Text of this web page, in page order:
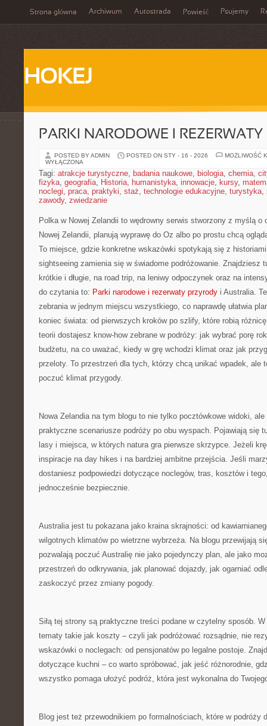
Strona główna Archiwum Autostrada Powieść Psujemy
HOKEJ
PARKI NARODOWE I
POSTED BY ADMIN POSTED ON STY - 16 - 2026
MOŻLIWOŚĆ
WYŁĄCZONA
Tagi: atrakcje turystyczne, badania naukowe, biologia, chemia,
fizyka, geografia, Historia, humanistyka, innowacje, kursy,
noclegi, praca, praktyki, staż, technologie edukacyjne, turystyka,
zawody, zwiedzanie
Polka w Nowej Zelandii to wędrowny serwis stworzony z myślą o
Nowej Zelandii, planują wyprawę do Oz albo po prostu chcą
To miejsce, gdzie konkretne wskazówki spotykają się z
sightseeing zamienia się w świadome podróżowanie. Znajdziesz
krótkie i długie, na road trip, na leniwy odpoczynek oraz na
do czytania to: Parki narodowe i rezerwaty przyrody i Australia.
zebrania w jednym miejscu wszystkiego, co naprawdę ułatwia
koniec świata: od pierwszych kroków po szlify, które robią
teorii dostajesz know-how zebrane w podróży: jak wybrać porę
budżetu, na co uważać, kiedy w grę wchodzi klimat oraz jak
przeloty. To przestrzeń dla tych, którzy chcą unikać wpadek, ale
poczuć klimat przygody.
Nowa Zelandia na tym blogu to nie tylko pocztówkowe widoki,
praktyczne scenariusze podróży po obu wyspach. Pojawiają się
lasy i miejsca, w których natura gra pierwsze skrzypce. Jeżeli
inspiracje na day hikes i na bardziej ambitne przejścia. Jeśli
dostaniesz podpowiedzi dotyczące noclegów, tras, kosztów i
jednocześnie bezpiecznie.
Australia jest tu pokazana jako kraina skrajności: od
wilgotnych klimatów po wietrzne wybrzeża. Na blogu przewijają
pozwalają poczuć Australię nie jako pojedynczy plan, ale jako
przestrzeń do odkrywania, jak planować dojazdy, jak ogarniać
zaskoczyć przez zmiany pogody.
Siłą tej strony są praktyczne treści podane w czytelny sposób.
tematy takie jak koszty – czyli jak podróżować rozsądnie, nie
wskazówki o noclegach: od pensjonatów po legalne postoje.
dotyczące kuchni – co warto spróbować, jak jeść różnorodnie,
wszystko pomaga ułożyć podróż, która jest wykonalna do
Blog jest też przewodnikiem po formalnościach, które w podróży